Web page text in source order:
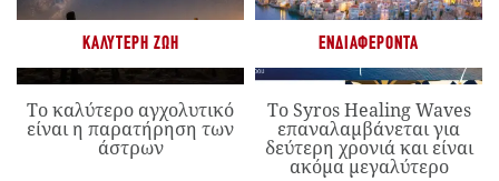
ΚΑΛΎΤΕΡΗ ΖΩΉ
Το καλύτερο αγχολυτικό
είναι η παρατήρηση των
άστρων
ΕΝΔΙΑΦΈΡΟΝΤΑ
Το Syros Healing Waves
επαναλαμβάνεται για
δεύτερη χρονιά και είναι
ακόμα μεγαλύτερο